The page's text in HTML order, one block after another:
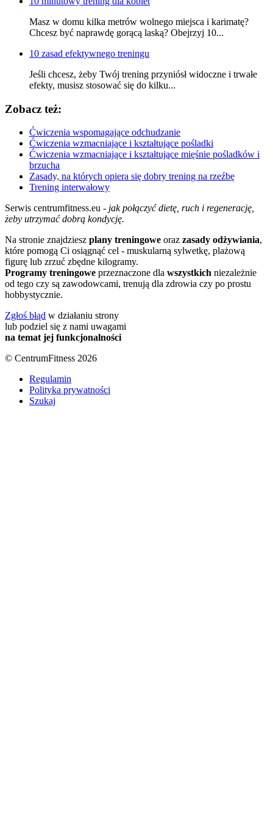
Masz w domu kilka metrów wolnego miejsca i karimatę?
Chcesz być naprawdę gorącą laską? Obejrzyj 10...
10 zasad efektywnego treningu
Jeśli chcesz, żeby Twój trening przyniósł widoczne i trwałe
efekty, musisz stosować się do kilku...
Zobacz też:
Ćwiczenia wspomagające odchudzanie
Ćwiczenia wzmacniające i kształtujące pośladki
Ćwiczenia wzmacniające i kształtujące mięśnie pośladków i
brzucha
Zasady, na których opiera się dobry trening na rzeźbę
Trening interwałowy
Serwis centrumfitness.eu - jak połączyć dietę, ruch i regenerację,
żeby utrzymać dobrą kondycję.
Na stronie znajdziesz plany treningowe oraz zasady odżywiania,
które pomogą Ci osiągnąć cel - muskularną sylwetkę, plażową
figurę lub zrzuć zbędne kilogramy.
Programy treningowe przeznaczone dla wszystkich niezależnie
od tego czy są zawodowcami, trenują dla zdrowia czy po prostu
hobbystycznie.
Zgłoś błąd w działaniu strony
lub podziel się z nami uwagami
na temat jej funkcjonalności
© CentrumFitness 2026
Regulamin
Polityka prywatności
Szukaj